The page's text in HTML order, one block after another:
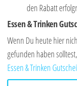
den Rabatt
Essen & Trinken
Wenn Du heute hier
gefunden haben
Essen & Trinken